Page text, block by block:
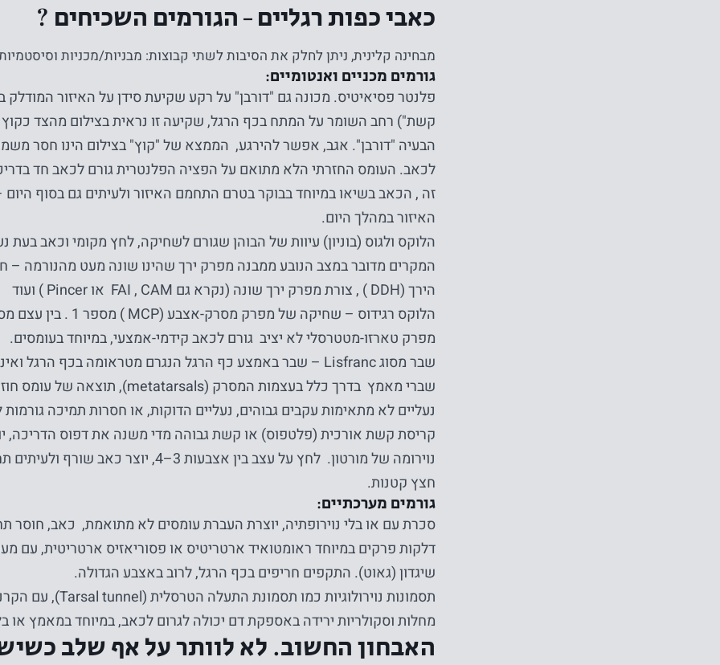
כאבי כפות רגליים – הגורמים השכיחים ?
מבחינה קלינית, ניתן לחלק את הסיבות לשתי קבוצות: מבניות/מכניות
גורמים מכניים ואנטומיים:
פלנטר פסיאיטיס. מכונה גם "דורבן" על רקע שקיעת סידן על האיזור
קשת") רחב השומר על המתח בכף הרגל, שקיעה זו נראית בצילום מהצד כקוץ
הבעיה "דורבן". אגב, אפשר להירגע, הממצא של "קוץ" בצילום הינו חסר
לכאב. העומס החזרתי הלא מתואם על הפציה הפלנטרית גורם לכאב חד
זה , הכאב בשיאו במיוחד בבוקר בטרם התחמם האיזור ולעיתים גם בסוף
האיזור במהלך היום.
הלוקס ולגוס (בוניון) עיוות של הבוהן שגורם לשחיקה, לחץ מקומי וכאב בעת
המקרים מדובר במצב הנובע ממבנה מפרק ירך שהינו שונה מעט מהנורמה –
הירך (DDH ) , צורת מפרק ירך שונה (נקרא גם FAI , CAM או Pincer ) ועוד
הלוקס רגידוס – שחיקה של מפרק מסרק-אצבע (MCP ) מספר 1 . בין עצם מסרק מספר 1 לבוהן הגדולה.
מפרק טארזו-מטטרסלי לא יציב גורם לכאב קידמי-אמצעי, במיוחד בעומסים.
שבר מסוג Lisfranc – שבר באמצע כף הרגל הנגרם מטראומה בכף הרגל ואינו נראה בצילום
שברי מאמץ בדרך כלל בעצמות המסרק (metatarsals), תוצאה של עומס חוזר.
נעליים לא מתאימות עקבים גבוהים, נעליים הדוקות, או חסרות תמיכה
קריסת קשת אורכית (פלטפוס) או קשת גבוהה מדי משנה את דפוס הדריכה,
נוירומה של מורטון. לחץ על עצב בין אצבעות 3–4,
חצץ קטנות.
גורמים מערכתיים:
סכרת עם או בלי נוירופתיה, יוצרת העברת עומסים לא מתואמת, כאב,
דלקות פרקים במיוחד ראומטואיד ארטריטיס או פסוריאזיס ארטריטית, עם
שיגדון (גאוט). התקפים חריפים בכף הרגל, לרוב באצבע הגדולה.
תסמונות נוירולוגיות כמו תסמונת התעלה הטרסלית (Tarsal tunnel), עם הקרנה לכף הרגל.
מחלות וסקולריות ירידה באספקת דם יכולה לגרום לכאב, במיוחד במאמץ או
האבחון החשוב. לא לוותר על אף שלב
נחוץ
עוגיות אלו
אופציונליות.
הם נחוצים
כדי שהאתר
יפעל.
סטטיסטיקה
על מנת שנוכל
לשפר את
הפונקציונליות
והמבנה של
השימוש
באתר.
חווית
המשתמש
על מנת